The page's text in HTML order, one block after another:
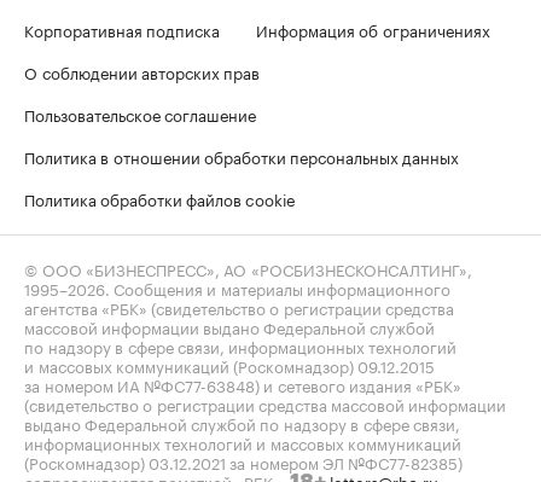
Корпоративная подписка
Информация об ограничениях
О соблюдении авторских прав
Пользовательское соглашение
Политика в отношении обработки персональных данных
Политика обработки файлов cookie
© ООО «БИЗНЕСПРЕСС», АО «РОСБИЗНЕСКОНСАЛТИНГ»,
1995–2026 . Сообщения и материалы информационного
агентства «РБК» (свидетельство о регистрации средства
массовой информации выдано Федеральной службой
по надзору в сфере связи, информационных технологий
и массовых коммуникаций (Роскомнадзор) 09.12.2015
за номером ИА №ФС77-63848) и сетевого издания «РБК»
(свидетельство о регистрации средства массовой информации
выдано Федеральной службой по надзору в сфере связи,
информационных технологий и массовых коммуникаций
(Роскомнадзор) 03.12.2021 за номером ЭЛ №ФС77-82385)